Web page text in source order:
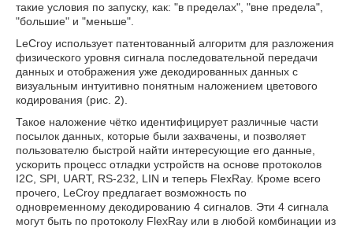
такие условия по запуску, как: "в пределах", "вне предела",
"большие" и "меньше".
LeCroy использует патентованный алгоритм для разложения
физического уровня сигнала последовательной передачи
данных и отображения уже декодированных данных с
визуальным интуитивно понятным наложением цветового
кодирования (рис. 2).
Такое наложение чётко идентифицирует различные части
посылок данных, которые были захвачены, и позволяет
пользователю быстрой найти интересующие его данные,
ускорить процесс отладки устройств на основе протоколов
I2C, SPI, UART, RS-232, LIN и теперь FlexRay. Кроме всего
прочего, LeCroy предлагает возможность по
одновременному декодированию 4 сигналов. Эти 4 сигнала
могут быть по протоколу FlexRay или в любой комбинации из